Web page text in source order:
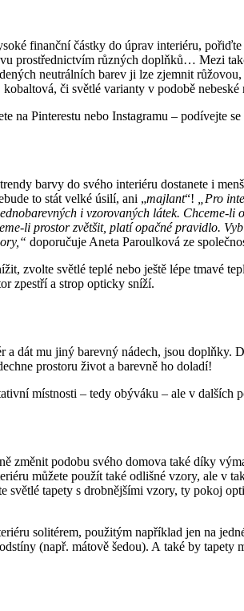
finanční částky do úprav interiéru,
prostřednictvím různých doplňků… Mezi
neutrálních barev ji lze zjemnit
či světlé varianty v podobě
na Pinterestu nebo Instagramu – podívejte
barvy do svého interiéru dostanete i
to stát velké úsilí, ani „majlant“!
„Pro
i vzorovaných látek.
li prostor zvětšit, platí opačné pravidlo.
doporučuje Aneta Paroulková ze
zvolte světlé teplé nebo ještě lépe tmavé
zpestří a strop opticky sníží.
dát mu jiný barevný nádech, jsou
prostoru život a barevně ho doladí!
místnosti – tedy obýváku – ale v
změnit podobu svého domova také díky
můžete použít také odlišné vzory, ale
světlé tapety s drobnějšími vzory, ty pokoj
solitérem, použitým například jen na
(např. mátově šedou). A také by tapety